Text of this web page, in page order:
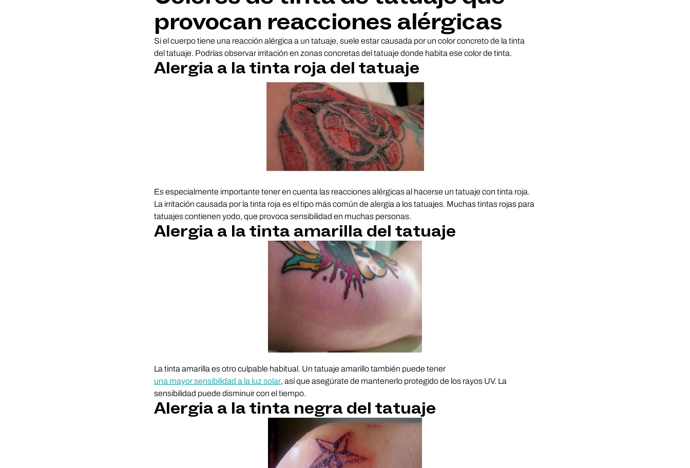
provocan reacciones alérgicas
Si el cuerpo tiene una reacción alérgica a un tatuaje, suele estar causada por un color concreto de la tinta
del tatuaje. Podrías observar irritación en zonas concretas del tatuaje donde habita ese color de tinta.
Alergia a la tinta roja del tatuaje
Es especialmente importante tener en cuenta las reacciones alérgicas al hacerse un tatuaje con tinta roja.
La irritación causada por la tinta roja es el tipo más común de alergia a los tatuajes. Muchas tintas rojas para
tatuajes contienen yodo, que provoca sensibilidad en muchas personas.
Alergia a la tinta amarilla del tatuaje
La tinta amarilla es otro culpable habitual. Un tatuaje amarillo también puede tener
una mayor sensibilidad a la luz solar, así que asegúrate de mantenerlo protegido de los rayos UV. La
sensibilidad puede disminuir con el tiempo.
Alergia a la tinta negra del tatuaje